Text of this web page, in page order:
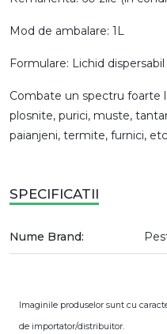
Mod de ambalare: 1L
Formulare: Lichid dispersabil
Combate un spectru foarte
plosnite, purici, muste,
paianjeni, termite, furnici,
SPECIFICATII
Nume Brand:
Imaginile produselor sunt cu
de importator/distribuitor.